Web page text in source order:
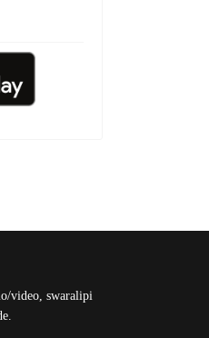
video, swaralipi